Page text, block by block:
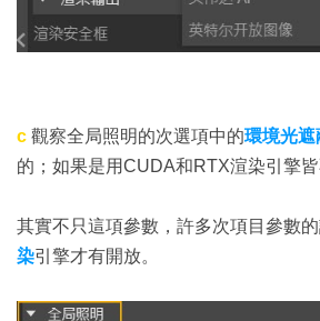
c 觀察全局照明的次選項中的環境光遮
的；如果是用CUDA和RTX渲染引擎皆
其實不只這項參數，許多次項目參數
染引擎才有開放。